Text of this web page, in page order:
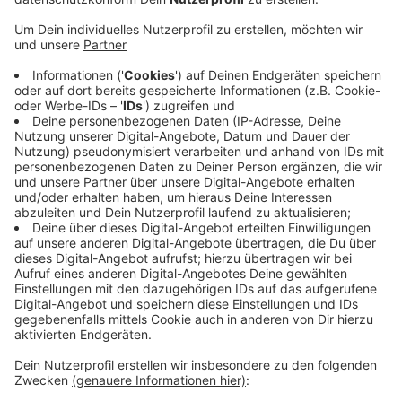
Anzeige
700 Erkrankte gelten als wieder gesund. Das sind 43
mehr als am Vortag - gleichzeitig ist die Zahl der Neu-
Infizierten wieder nur ganz leicht um zehn (auf 959)
gestiegen. In den Kliniken ist die Lage weiter kaum
verändert, Tendenz derzeit aber positiv: 58 (Vortag:
60) Menschen liegen mit einer Corona-Infektion in
einem Düsseldorfer Krankenhaus, davon 27 (34) auf
Intensivstationen.
Anzeige